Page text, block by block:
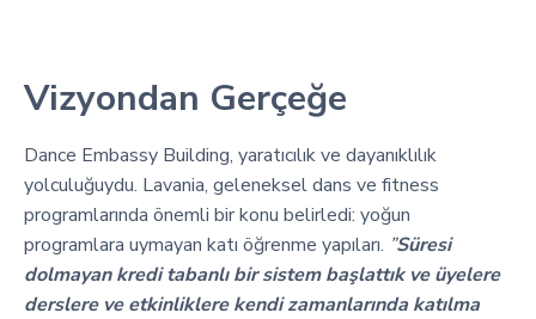
Vizyondan Gerçeğe
Dance Embassy Building, yaratıcılık ve dayanıklılık
yolculuğuydu. Lavania, geleneksel dans ve fitness
programlarında önemli bir konu belirledi: yoğun
programlara uymayan katı öğrenme yapıları. ”Süresi
dolmayan kredi tabanlı bir sistem başlattık ve üyelere
derslere ve etkinliklere kendi zamanlarında katılma